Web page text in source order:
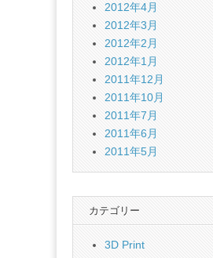
2012年4月
2012年3月
2012年2月
2012年1月
2011年12月
2011年10月
2011年7月
2011年6月
2011年5月
カテゴリー
3D Print